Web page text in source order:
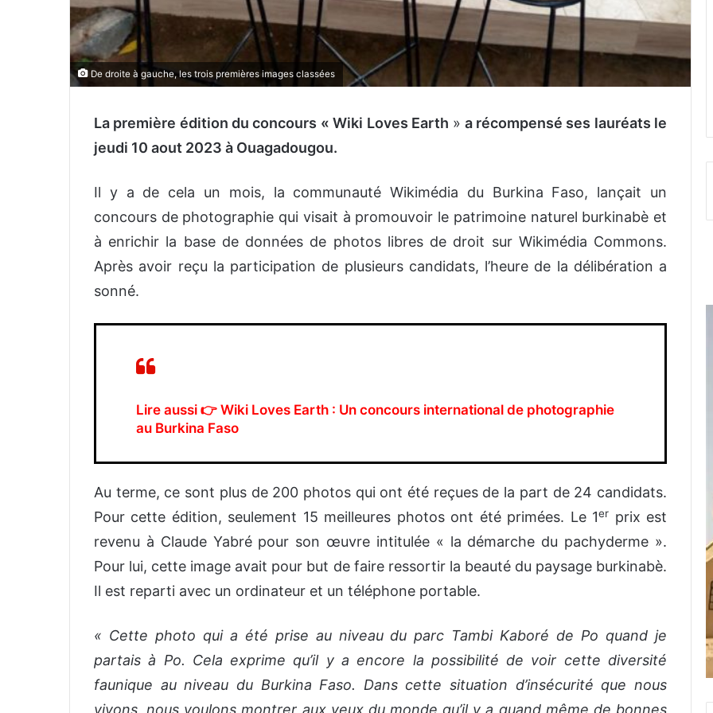
De droite à gauche, les trois premières images classées
La première édition du concours « Wiki Loves Earth » a récompensé ses lauréats le
jeudi 10 aout 2023 à Ouagadougou.
Il y a de cela un mois, la communauté Wikimédia du Burkina Faso, lançait un
concours de photographie qui visait à promouvoir le patrimoine naturel burkinabè et
à enrichir la base de données de photos libres de droit sur Wikimédia Commons.
Après avoir reçu la participation de plusieurs candidats, l’heure de la délibération a
sonné.
Lire aussi 👉 Wiki Loves Earth : Un concours international de photographie
au Burkina Faso
Au terme, ce sont plus de 200 photos qui ont été reçues de la part de 24 candidats.
Pour cette édition, seulement 15 meilleures photos ont été primées. Le 1er prix est
revenu à Claude Yabré pour son œuvre intitulée « la démarche du pachyderme ».
Pour lui, cette image avait pour but de faire ressortir la beauté du paysage burkinabè.
Il est reparti avec un ordinateur et un téléphone portable.
« Cette photo qui a été prise au niveau du parc Tambi Kaboré de Po quand je
partais à Po. Cela exprime qu’il y a encore la possibilité de voir cette diversité
faunique au niveau du Burkina Faso. Dans cette situation d’insécurité que nous